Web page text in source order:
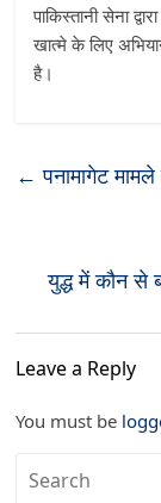
पाकिस्तानी सेना
खात्मे के लिए
है।
← पनामागेट
युद्ध में कौन से
Leave a Reply
You must be